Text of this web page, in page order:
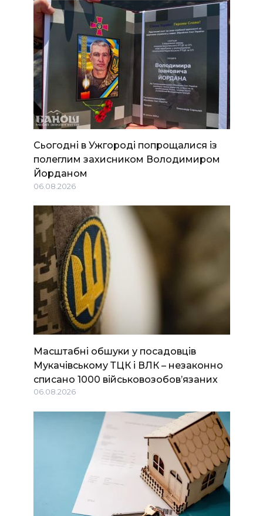
Сьогодні в Ужгороді попрощалися із
полеглим захисником Володимиром
Йорданом
06.08.2026
Масштабні обшуки у посадовців
Мукачівському ТЦК і ВЛК – незаконно
списано 1000 військовозобов’язаних
06.08.2026